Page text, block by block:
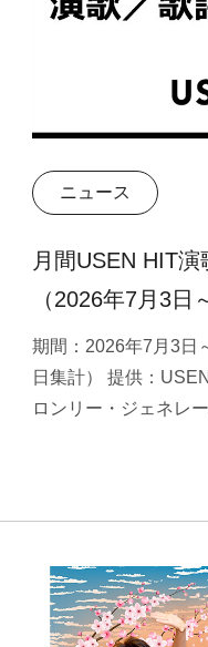
ニュース
月間USEN HIT
（2026年7月3日
期間：2026年7月3日
日集計） 提供：
ロンリー・ジェネレ